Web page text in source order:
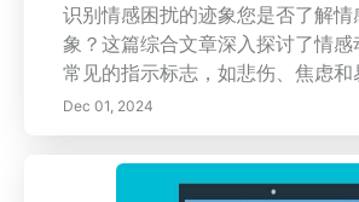
识别情感困扰的迹象您是否了解情
象？这篇综合文章深入探讨了情感
常见的指示标志，如悲伤、焦虑和
心连接，以及疲劳或食欲变化等身
能预示着更深层次的问题。发现
量身定制的有效应对策略，以及在
方面社区支持的重要性。探索培养
Dec 01, 2024